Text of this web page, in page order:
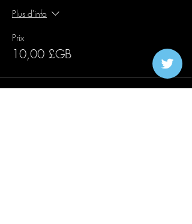
Plus d'info
Prix
10,00 £GB